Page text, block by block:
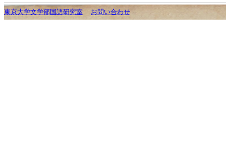
東京大学文学部国語研究室 お問い合わせ